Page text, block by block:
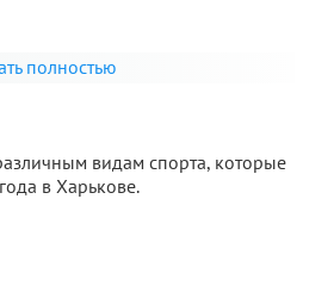
полностью
видам спорта, которые
в Харькове.